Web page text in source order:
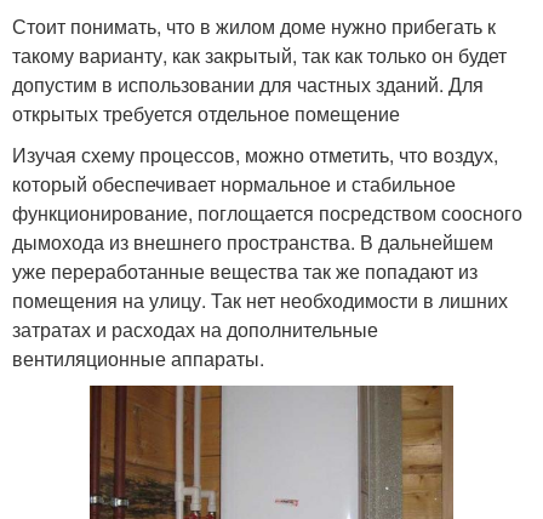
Стоит понимать, что в жилом доме нужно прибегать к
такому варианту, как закрытый, так как только он будет
допустим в использовании для частных зданий. Для
открытых требуется отдельное помещение
Изучая схему процессов, можно отметить, что воздух,
который обеспечивает нормальное и стабильное
функционирование, поглощается посредством соосного
дымохода из внешнего пространства. В дальнейшем
уже переработанные вещества так же попадают из
помещения на улицу. Так нет необходимости в лишних
затратах и расходах на дополнительные
вентиляционные аппараты.